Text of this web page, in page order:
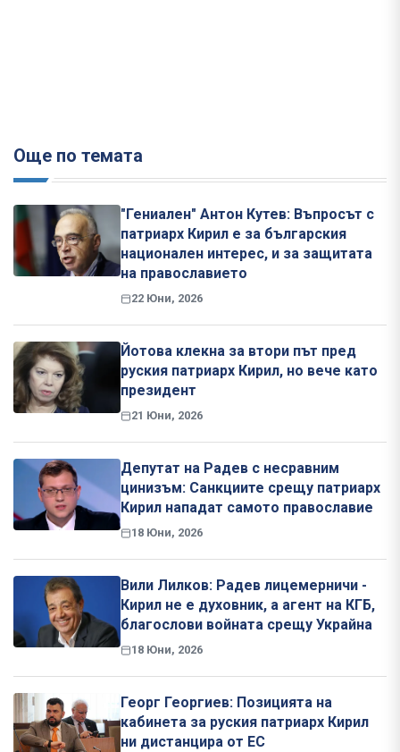
Още по темата
"Гениален" Антон Кутев: Въпросът с
патриарх Кирил е за българския
национален интерес, и за защитата
на православието
22 Юни, 2026
Йотова клекна за втори път пред
руския патриарх Кирил, но вече като
президент
21 Юни, 2026
Депутат на Радев с несравним
цинизъм: Санкциите срещу патриарх
Кирил нападат самото православие
18 Юни, 2026
Вили Лилков: Радев лицемерничи -
Кирил не е духовник, а агент на КГБ,
благослови войната срещу Украйна
18 Юни, 2026
Георг Георгиев: Позицията на
кабинета за руския патриарх Кирил
ни дистанцира от ЕС